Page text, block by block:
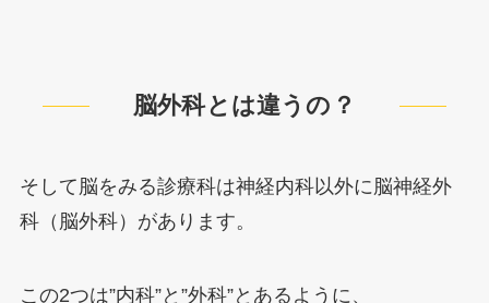
脳外科とは違うの？
そして脳をみる診療科は神経内科以外に脳神経外
科（脳外科）があります。
この2つは”内科”と”外科”とあるように、